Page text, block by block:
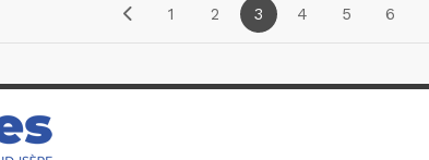
1 2 3 4 5 6